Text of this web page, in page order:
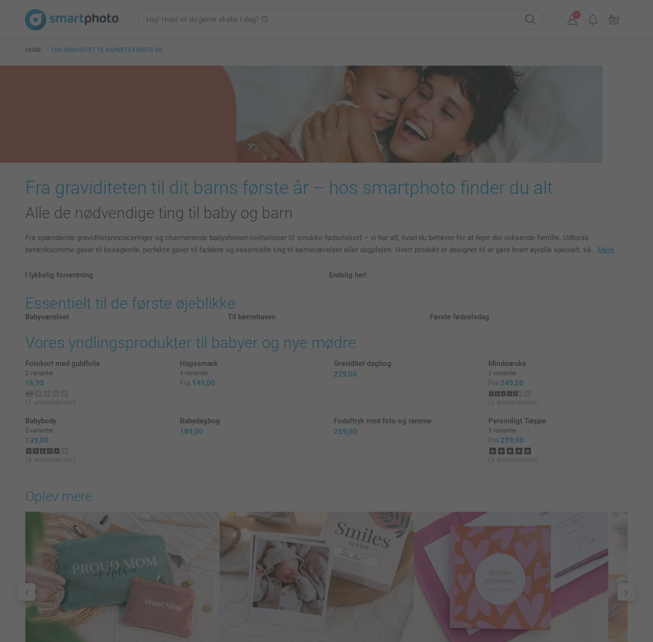
HOME FRA GRAVIDITET TIL BARNETS FØRSTE ÅR
Fra graviditeten til dit barns første år – hos smartphoto finder du alt
Alle de nødvendige ting til baby og barn
Fra spændende graviditetannonceringer og charmerende babyshower-invitationer til smukke fødselskort – vi har alt, hvad du behøver for at fejre din voksende familie. Udforsk
betænksomme gaver til besøgende, perfekte gaver til faddere og essentielle ting til børneværelset eller dagplejen. Hvert produkt er designet til at gøre hvert øjeblik specielt, så… Mere
I lykkelig forventning Endelig her!
Essentielt til de første øjeblikke
Babyværelset Til børnehaven Første fødselsdag
Vores yndlingsprodukter til babyer og nye mødre
Fotokort med guldfolie
2 varianter
16,95
(1 anmeldelser)
Hagesmæk
4 varianter
Fra 149,00
Graviditet dagbog
229,00
Mindeæske
2 varianter
Fra 249,00
(2 anmeldelser)
Babybody
3 varianter
139,00
(4 anmeldelser)
Babydagbog
189,00
Fodaftryk med foto og ramme
259,00
Personligt Tæppe
3 varianter
Fra 299,00
(3 anmeldelser)
Oplev mere